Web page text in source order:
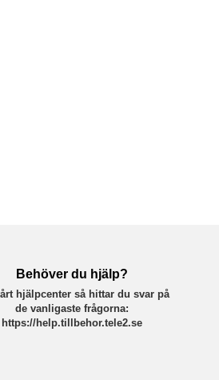
Behöver du hjälp?
hjälpcenter så hittar du svar på
de vanligaste frågorna:
https://help.tillbehor.tele2.se